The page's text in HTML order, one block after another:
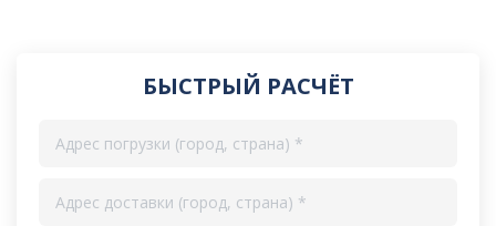
БЫСТРЫЙ РАСЧЁТ